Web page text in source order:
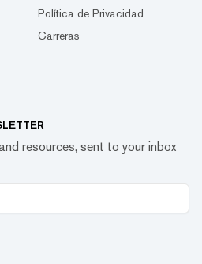
Política de Privacidad
Carreras
resources, sent to your inbox